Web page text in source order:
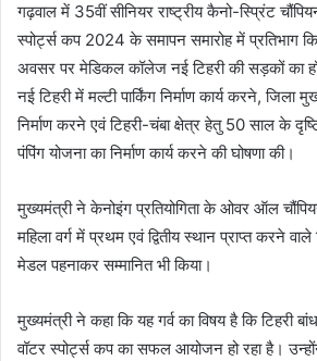
गढ़वाल में 35वीं सीनियर राष्ट्रीय कैनो-स्प्रिंट
स्पोर्ट्स कप 2024 के समापन समारोह में प्रतिभाग
अवसर पर मेडिकल कॉलेज नई टिहरी की सड़कों का
नई टिहरी में मल्टी पार्किंग निर्माण कार्य करने,
निर्माण करने एवं टिहरी-चंबा क्षेत्र हेतु 50 साल के
पंपिंग योजना का निर्माण कार्य करने की घोषणा की।
मुख्यमंत्री ने केनोइंग प्रतियोगिता के ओवर ऑल
महिला वर्ग में प्रथम एवं द्वितीय स्थान प्राप्त करने
मेडल पहनाकर सम्मानित भी किया।
मुख्यमंत्री ने कहा कि यह गर्व का विषय है कि टिहरी
वॉटर स्पोर्ट्स कप का सफल आयोजन हो रहा है।